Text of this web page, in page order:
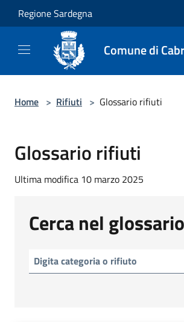
Salta al contenuto principale
Regione Sardegna
Comune di
Home > Rifiuti > Glossario rifiuti
Glossario rifiuti
Ultima modifica 10 marzo 2025
Cerca nel glossario